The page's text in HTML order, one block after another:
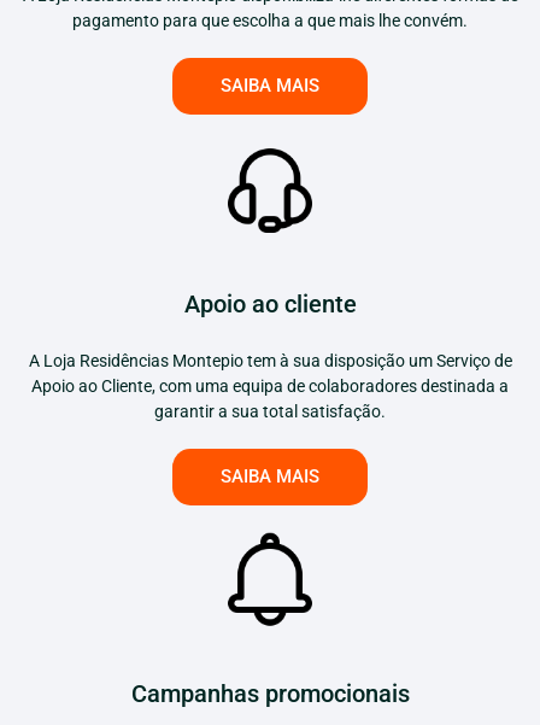
pagamento para que escolha a que mais lhe convém.
SAIBA MAIS
Apoio ao cliente
A Loja Residências Montepio tem à sua disposição um Serviço de
Apoio ao Cliente, com uma equipa de colaboradores destinada a
garantir a sua total satisfação.
SAIBA MAIS
Campanhas promocionais